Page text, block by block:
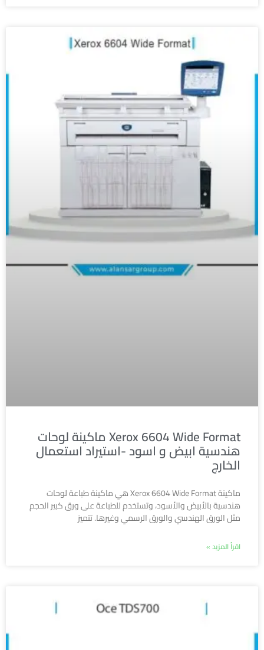
Xerox 6604 Wide Format ماكينة لوحات
هندسية ابيض و اسود -استيراد استعمال
الخارج
ماكينة Xerox 6604 Wide Format هي ماكينة طباعة لوحات
هندسية بالأبيض والأسود، وتستخدم للطباعة على ورق كبير الحجم
مثل الورق الهندسي والورق الرسمي وغيرها. تتميز
اقرأ المزيد »